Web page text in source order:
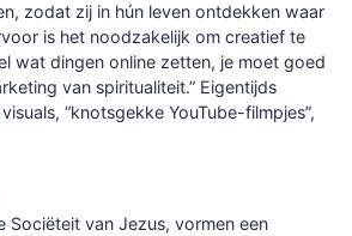
zodat zij in hún leven ontdekken waar
is het noodzakelijk om creatief te
wat dingen online zetten, je moet goed
van spiritualiteit.” Eigentijds
“knotsgekke YouTube-filmpjes”,
Sociëteit van Jezus, vormen een